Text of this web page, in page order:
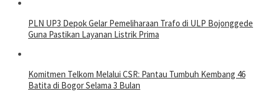
PLN UP3 Depok Gelar Pemeliharaan Trafo di ULP Bojonggede
Guna Pastikan Layanan Listrik Prima
Komitmen Telkom Melalui CSR: Pantau Tumbuh Kembang 46
Batita di Bogor Selama 3 Bulan